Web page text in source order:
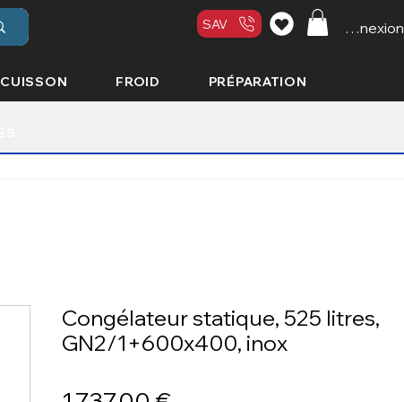
SAV Connexion
CUISSON FROID PRÉPARATION
Congélateur statique, 525 litres,
GN2/1+600x400, inox